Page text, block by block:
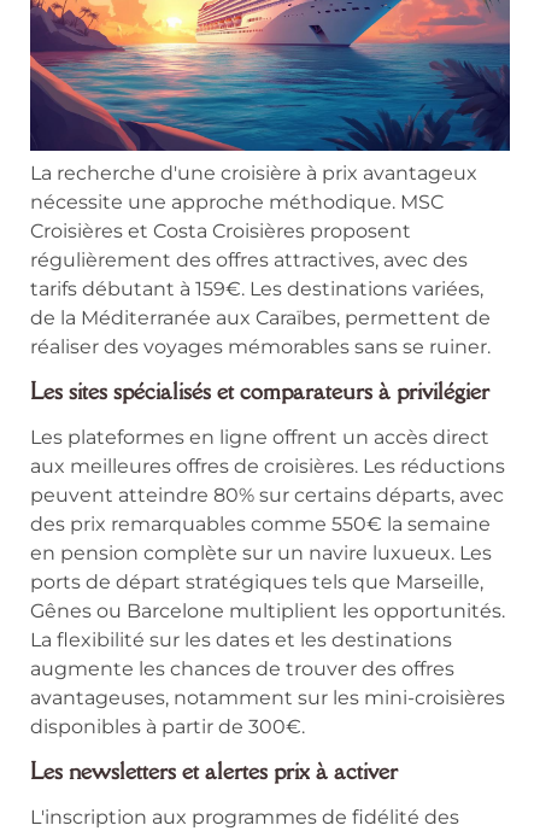
La recherche d'une croisière à prix avantageux
nécessite une approche méthodique. MSC
Croisières et Costa Croisières proposent
régulièrement des offres attractives, avec des
tarifs débutant à 159€. Les destinations variées,
de la Méditerranée aux Caraïbes, permettent de
réaliser des voyages mémorables sans se ruiner.
Les sites spécialisés et comparateurs à privilégier
Les plateformes en ligne offrent un accès direct
aux meilleures offres de croisières. Les réductions
peuvent atteindre 80% sur certains départs, avec
des prix remarquables comme 550€ la semaine
en pension complète sur un navire luxueux. Les
ports de départ stratégiques tels que Marseille,
Gênes ou Barcelone multiplient les opportunités.
La flexibilité sur les dates et les destinations
augmente les chances de trouver des offres
avantageuses, notamment sur les mini-croisières
disponibles à partir de 300€.
Les newsletters et alertes prix à activer
L'inscription aux programmes de fidélité des